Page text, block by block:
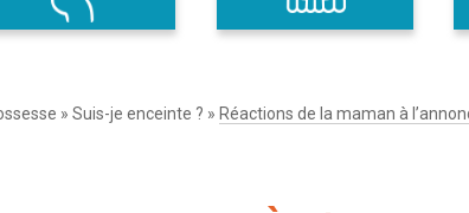
» Suis-je enceinte ? » Réactions de la maman à